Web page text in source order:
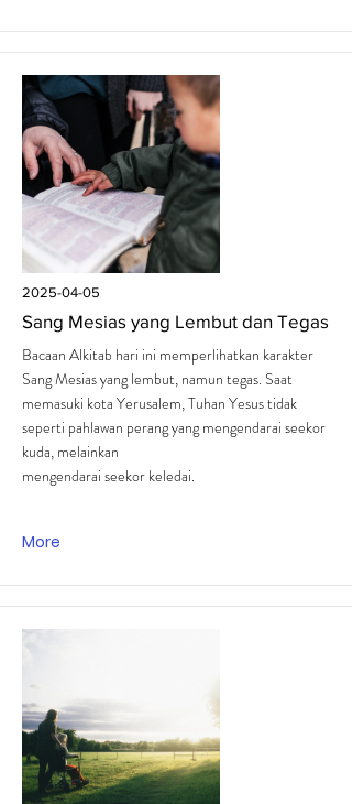
2025-04-05
Sang Mesias yang Lembut dan Tegas
Bacaan Alkitab hari ini memperlihatkan karakter
Sang Mesias yang lembut, namun tegas. Saat
memasuki kota Yerusalem, Tuhan Yesus tidak
seperti pahlawan perang yang mengendarai seekor
kuda, melainkan
mengendarai seekor keledai.
More